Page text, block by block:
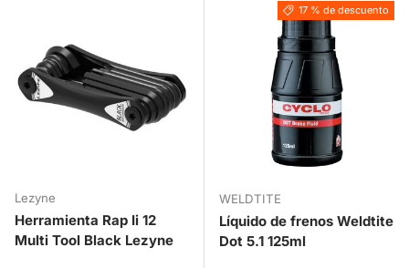
Lezyne
Herramienta Rap Ii 12
Multi Tool Black Lezyne
17 % de descuento
WELDTITE
Líquido de frenos Weldtite
Dot 5.1 125ml